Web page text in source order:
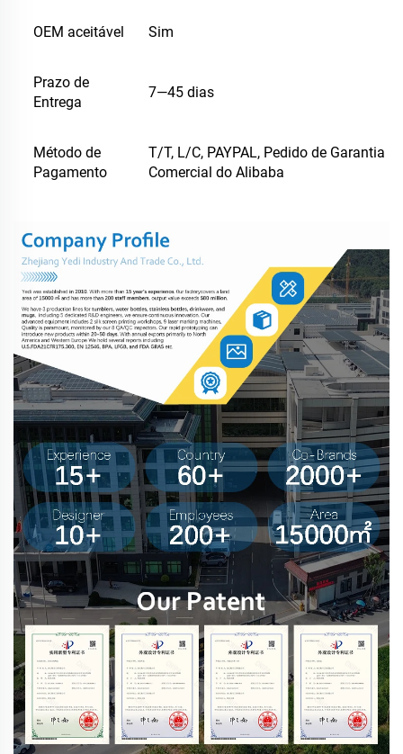
OEM aceitável Sim
Prazo de
Entrega
7—45 dias
Método de
Pagamento
T/T, L/C, PAYPAL, Pedido de Garantia
Comercial do Alibaba